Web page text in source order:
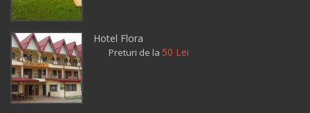
Hotel Flora
Preturi de la 50 Lei